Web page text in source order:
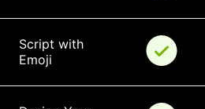
Script with
Emoji